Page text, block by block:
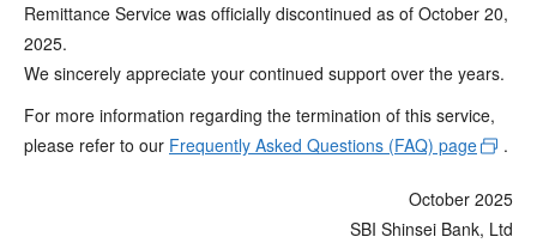
Remittance Service was officially discontinued as of October 20,
2025.
We sincerely appreciate your continued support over the years.
For more information regarding the termination of this service,
please refer to our Frequently Asked Questions (FAQ) page .
October 2025
SBI Shinsei Bank, Ltd